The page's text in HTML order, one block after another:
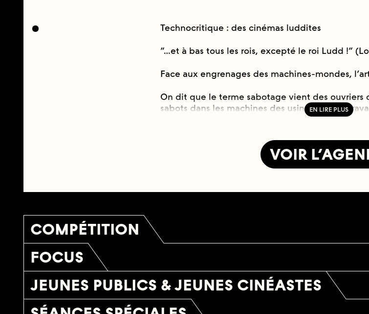
Technocritique : des cinémas luddites
“…et à bas tous les rois, excepté le roi Ludd !”
Face aux engrenages des machines-mondes,
On dit que le terme sabotage vient des ouvriers
sabots dans les machines des usines, ou qui
— c’est-à-dire bruyamment, lentement,
son fonctionnement et mettre en péril son
En ce sens, peut-être que les premiers
technologies étaient imposées d’en haut,
On pourrait dire des cinémas expérimentaux et
quelque chose de cette attitude. Ils sabotent,
déréglant la machine-cinéma, soit en la
VOIR
COMPÉTITION
FOCUS
JEUNES PUBLICS & JEUNES CINÉASTES